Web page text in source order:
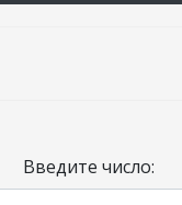
Введите число: